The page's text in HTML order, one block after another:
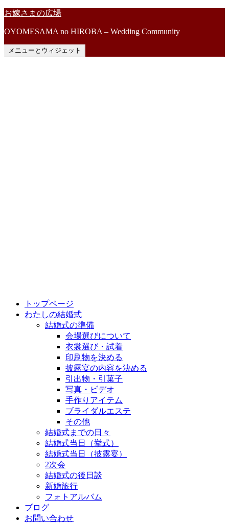
コ
テ
ン
ツ
お嫁さまの広場
OYOMESAMA no HIROBA – Wedding Community
メニューとウィジェット
トップページ
わたしの結婚式
結婚式の準備
会場選びについて
衣裳選び・試着
印刷物を決める
披露宴の内容を決める
引出物・引菓子
写真・ビデオ
手作りアイテム
ブライダルエステ
その他
結婚式までの日々
結婚式当日（挙式）
結婚式当日（披露宴）
2次会
結婚式の後日談
新婚旅行
フォトアルバム
ブログ
お問い合わせ